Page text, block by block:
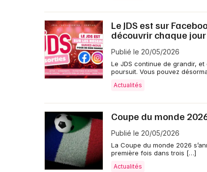
Le JDS est sur
découvrir chaque jour
Publié le 20/05/2026
Le JDS continue de grandir,
poursuit. Vous pouvez
Actualités
Coupe du monde
Publié le 20/05/2026
La Coupe du monde 2026
première fois dans trois […]
Actualités